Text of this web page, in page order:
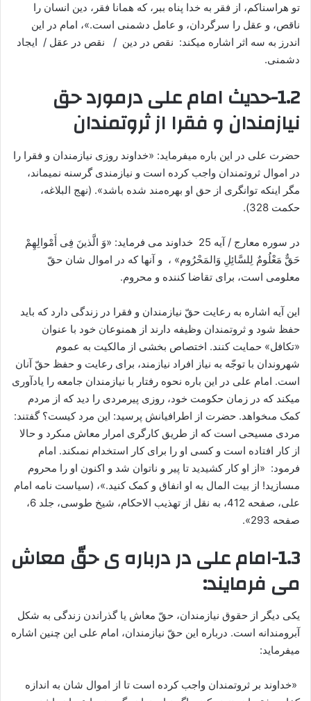
تو هراسناکم، از فقر به خدا پناه ببر، که همانا فقر، دین انسان را
ناقص، و عقل را سرگردان، و عامل دشمنی است.»، امام‏ در این
اندرز به سه اثر اشاره می‏کند: نقص در دین / نقص در عقل / ایجاد
دشمنی.
1.2-حدیث امام علی درمورد حق
نیازمندان و فقرا از ثروتمندان
حضرت على‏ در این باره میفرماید: «خداوند روزی نیازمندان و فقرا را
در اموال ثروتمندان واجب کرده است و نیازمندی گرسنه نمیماند،
مگر اینکه توانگری از حق او بهره‌مند شده باشد». (نهج البلاغه،
حکمت 328).
در سوره معارج / آیه 25 خداوند می فرماید: «وَ الَّذینَ فِى أَمْوالِهِمْ
حَقٌّ مَعْلُومٌ لِلسَّائِلِ وَالمَحْرُوم» ، و آنها که در اموال شان حقّ
معلومى است، برای تقاضا کننده و محروم.
این آیه اشاره به رعایت حقّ نیازمندان و فقرا در زندگى دارد که باید
حفظ شود و ثروتمندان وظیفه دارند از همنوعان خود با عنوان
«تکافل» حمایت کنند. اختصاص بخشى از مالکیت به عموم
شهروندان با توجّه به نیاز افراد نیازمند، برای رعایت و حفظ حقّ آنان
است. امام‏ علی در این باره نحوه رفتار با نیازمندان جامعه را یادآوری
می‏کند که در زمان حکومت خود، روزی پیرمردی را دید که از مردم
کمک مى‏خواهد. حضرت از اطرافیانش پرسید: این مرد کیست؟ گفتند:
مردی مسیحی است که از طریق کارگری امرار معاش مى‏کرد و حالا
از کار افتاده است و کسى او را برای کار استخدام نمى‏کند. امام
فرمود: «‏از او کار کشیدید تا پیر و ناتوان شد و اکنون او را محروم
مى‏سازید! از بیت المال به او انفاق و کمک کنید.»، (سیاست نامه امام
على، صفحه 412، به نقل از تهذیب الاحکام، شیخ طوسی، جلد 6،
صفحه 293».
1.3-امام علی در درباره ی حقّ معاش‏
می فرمایند:
یکى دیگر از حقوق نیازمندان، حقّ معاش یا گذراندن زندگى به شکل
آبرومندانه است. درباره این حقّ نیازمندان، امام علی این چنین اشاره
میفرماید:
«‏خداوند بر ثروتمندان واجب کرده است تا از اموال شان به اندازه